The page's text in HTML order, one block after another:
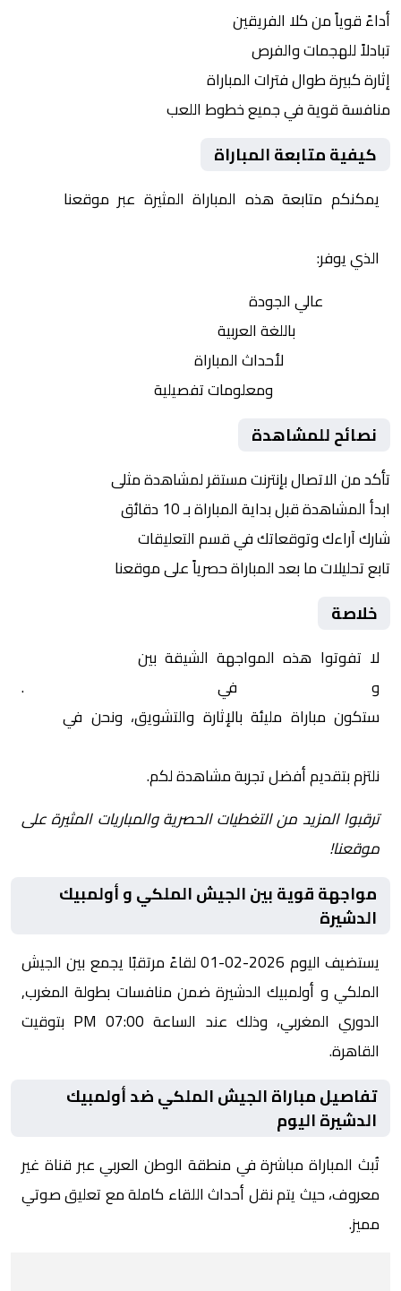
أداءً قوياً من كلا الفريقين
تبادلاً للهجمات والفرص
إثارة كبيرة طوال فترات المباراة
منافسة قوية في جميع خطوط اللعب
كيفية متابعة المباراة
يمكنكم متابعة هذه المباراة المثيرة عبر موقعنا
الذي يوفر:
عالي الجودة
باللغة العربية
لأحداث المباراة
ومعلومات تفصيلية
نصائح للمشاهدة
تأكد من الاتصال بإنترنت مستقر لمشاهدة مثلى
ابدأ المشاهدة قبل بداية المباراة بـ 10 دقائق
شارك آراءك وتوقعاتك في قسم التعليقات
تابع تحليلات ما بعد المباراة حصرياً على موقعنا
خلاصة
لا تفوتوا هذه المواجهة الشيقة بين
وأولمبيك الدشيرة في
.
ستكون مباراة مليئة بالإثارة والتشويق، ونحن في
نلتزم بتقديم أفضل تجربة مشاهدة لكم.
ترقبوا المزيد من التغطيات الحصرية والمباريات المثيرة على
موقعنا!
مواجهة قوية بين الجيش الملكي و أولمبيك
الدشيرة
يستضيف اليوم 2026-02-01 لقاءً مرتقبًا يجمع بين الجيش
الملكي و أولمبيك الدشيرة ضمن منافسات بطولة المغرب,
الدوري المغربي، وذلك عند الساعة 07:00 PM بتوقيت
القاهرة.
تفاصيل مباراة الجيش الملكي ضد أولمبيك
الدشيرة اليوم
تُبث المباراة مباشرة في منطقة الوطن العربي عبر قناة غير
معروف، حيث يتم نقل أحداث اللقاء كاملة مع تعليق صوتي
مميز.